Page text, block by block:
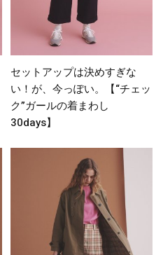
セットアップは決めすぎな
い！が、今っぽい。【“チェッ
ク”ガールの着まわし
30days】